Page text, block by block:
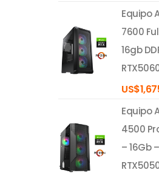
Equipo
7600
16gb
US$
Equipo
4500
– 16Gb